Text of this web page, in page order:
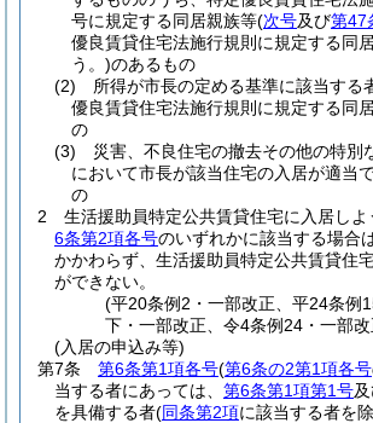
号に規定する同居親族等(次号及び第47
優良賃貸住宅法施行規則に規定する同
う。)のあるもの
(2)
所得が市長の定める基準に該当する
優良賃貸住宅法施行規則に規定する同
の
(3)
災害、不良住宅の撤去その他の特別
において市長が該当住宅の入居が適当
の
2
生活援助員特定公共賃貸住宅に入居しよ
6条第2項各号のいずれかに該当する場合は
かかわらず、生活援助員特定公共賃貸住
ができない。
(平20条例2・一部改正、平24条例
下・一部改正、令4条例24・一部
(入居の申込み等)
第7条
第6条第1項各号(第6条の2第1項各号
当する者にあっては、 第6条第1項第1号
を具備する者(同条第2項に該当する者を